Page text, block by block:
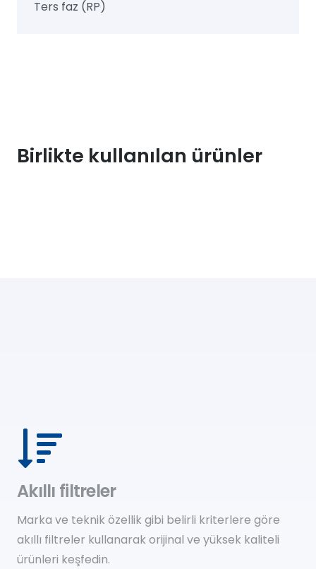
Ters faz (RP)
Birlikte kullanılan ürünler
Akıllı filtreler
Marka ve teknik özellik gibi belirli kriterlere göre
akıllı filtreler kullanarak orijinal ve yüksek kaliteli
ürünleri keşfedin.